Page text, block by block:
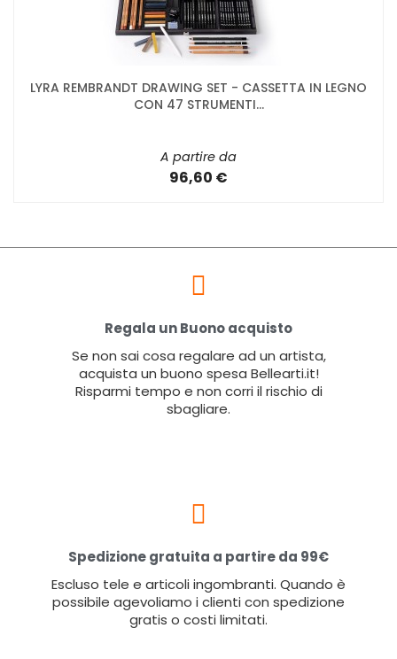
LYRA REMBRANDT DRAWING SET - CASSETTA IN LEGNO
CON 47 STRUMENTI...
A partire da
96,60 €
Regala un Buono acquisto
Se non sai cosa regalare ad un artista,
acquista un buono spesa Bellearti.it!
Risparmi tempo e non corri il rischio di
sbagliare.
Spedizione gratuita a partire da 99€
Escluso tele e articoli ingombranti. Quando è
possibile agevoliamo i clienti con spedizione
gratis o costi limitati.